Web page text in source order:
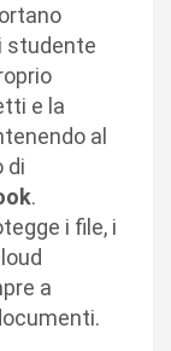
studente
e la
al
di
.
i file, i
a